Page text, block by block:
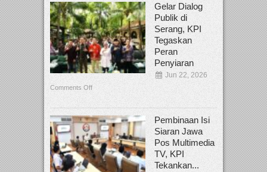
Gelar Dialog
Publik di
Serang, KPI
Tegaskan
Peran
Penyiaran
Jun 22, 2026
Comments Off
Pembinaan Isi
Siaran Jawa
Pos Multimedia
TV, KPI
Tekankan...